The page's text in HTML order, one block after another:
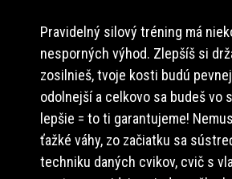
Pravidelný silový tréning má
nesporných výhod. Zlepšíš si
zosilnieš, tvoje kosti budú
odolnejší a celkovo sa budeš vo
lepšie = to ti garantujeme!
ťažké váhy, zo začiatku sa
techniku daných cvikov, cvič s